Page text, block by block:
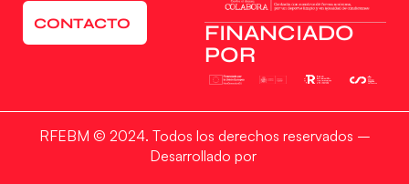
navegación o las identificaciones únicas en este sitio. No consentir o retirar el
consentimiento, puede afectar negativamente a ciertas características y
funciones.
Denegar
CONTACTO
FINANCIADO
POR
RFEBM © 2024. Todos los derechos reservados –
Desarrollado por